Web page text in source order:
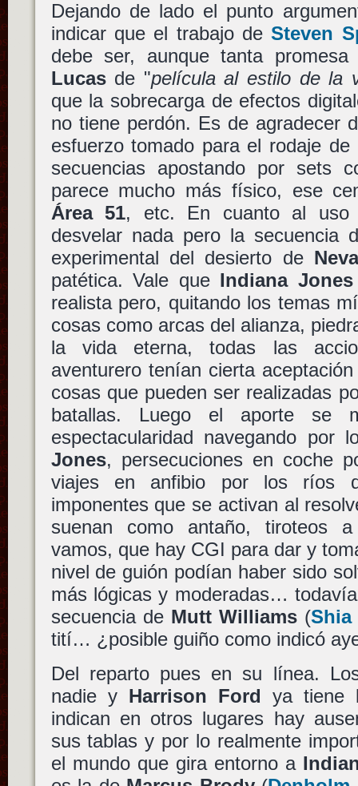
Dejando de lado el punto
indicar que el trabajo deSteven
debe ser, aunque tanta
Lucasde "película al estilo de la
que la sobrecarga de efectos
no tiene perdón. Es de agradecer
esfuerzo tomado para el rodaje
secuencias apostando por sets
parece mucho más físico, ese
Área 51, etc. En cuanto al uso
desvelar nada pero la secuencia
experimental del desierto de
patética. Vale que Indiana Jones
realista pero, quitando los temas
cosas como arcas del alianza,
la vida eterna, todas las
aventurero tenían cierta
cosas que pueden ser realizadas
batallas. Luego el aporte se
espectacularidad navegando por
Jones, persecuciones en coche
viajes en anfibio por los ríos
imponentes que se activan al
suenan como antaño, tiroteos
vamos, que hay CGI para dar y
nivel de guión podían haber sido
más lógicas y moderadas…
secuencia de Mutt Williams(Shia
tití… ¿posible guiño como indicó
Del reparto pues en su línea.
nadie y Harrison Ford ya tiene
indican en otros lugares hay
sus tablas y por lo realmente
el mundo que gira entorno a